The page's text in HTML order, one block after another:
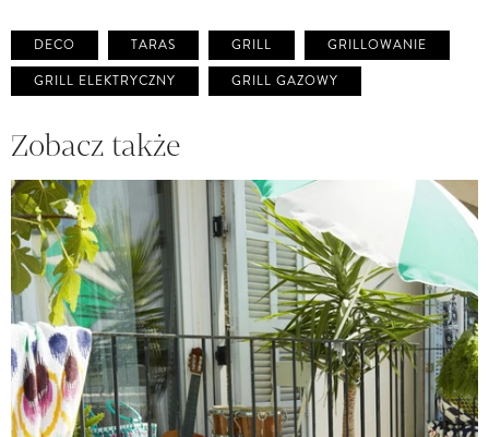
DECO TARAS GRILL
GRILLOWANIE
GRILL ELEKTRYCZNY
GRILL GAZOWY
Zobacz także